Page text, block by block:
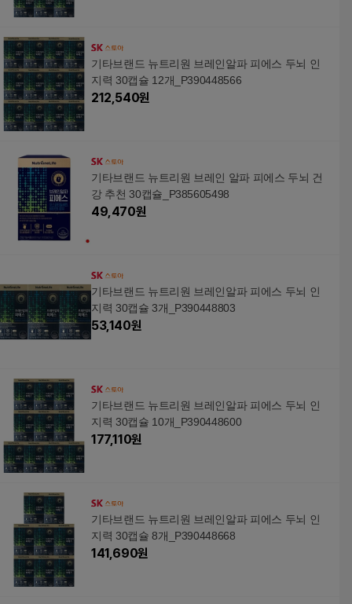
기타브랜드 뉴트리원 브레인알파 피에스 두뇌 인
지력 30캡슐 12개_P390448566
212,540원
기타브랜드 뉴트리원 브레인 알파 피에스 두뇌 건
강 추천 30캡슐_P385605498
49,470원
기타브랜드 뉴트리원 브레인알파 피에스 두뇌 인
지력 30캡슐 3개_P390448803
53,140원
기타브랜드 뉴트리원 브레인알파 피에스 두뇌 인
지력 30캡슐 10개_P390448600
177,110원
기타브랜드 뉴트리원 브레인알파 피에스 두뇌 인
지력 30캡슐 8개_P390448668
141,690원